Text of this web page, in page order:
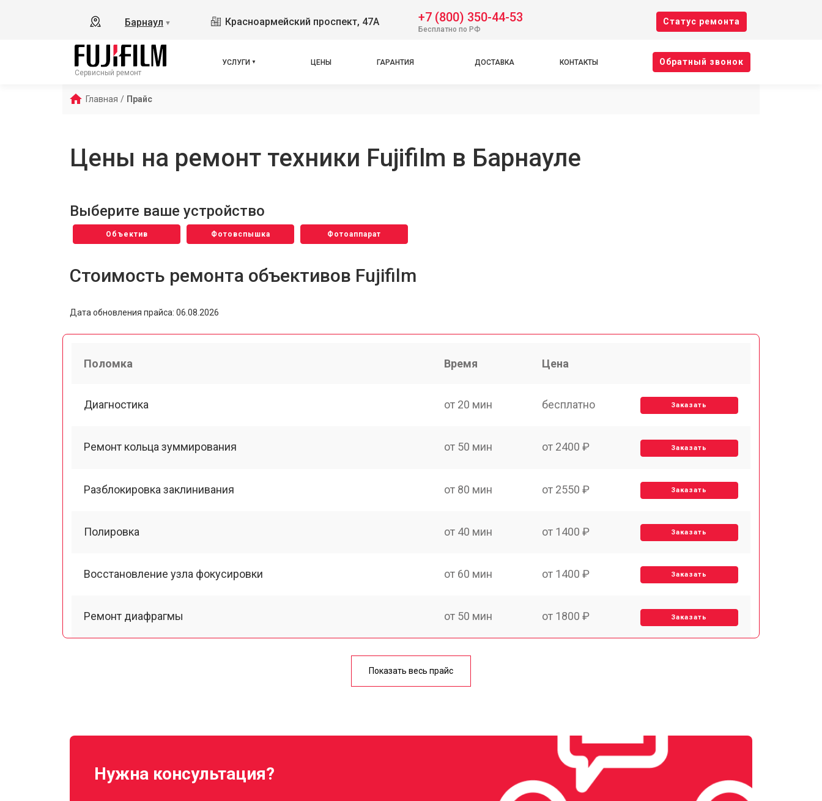
Барнаул ▼ Красноармейский проспект, 47А +7 (800) 350-44-53
Бесплатно по РФ
Cтатус ремонта
Сервисный ремонт
УСЛУГИ ЦЕНЫ ГАРАНТИЯ ДОСТАВКА КОНТАКТЫ Oбратный звонок
Главная / Прайс
Цены на ремонт техники Fujifilm в Барнауле
Выберите ваше устройство
Объектив Фотовспышка Фотоаппарат
Стоимость ремонта объективов Fujifilm
Дата обновления прайса: 06.08.2026
Поломка Время Цена
Диагностика от 20 мин бесплатно Заказать
Ремонт кольца зуммирования от 50 мин от 2400 ₽ Заказать
Разблокировка заклинивания от 80 мин от 2550 ₽ Заказать
Полировка от 40 мин от 1400 ₽ Заказать
Восстановление узла фокусировки от 60 мин от 1400 ₽ Заказать
Ремонт диафрагмы от 50 мин от 1800 ₽ Заказать
от 60 мин
от 2400 ₽
Замена байонета от 1450 ₽ Заказать
Показать весь прайс
Нужна консультация?